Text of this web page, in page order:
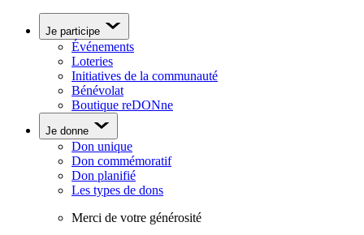
Je participe
Événements
Loteries
Initiatives de la communauté
Bénévolat
Boutique reDONne
Je donne
Don unique
Don commémoratif
Don planifié
Les types de dons
Merci de votre générosité